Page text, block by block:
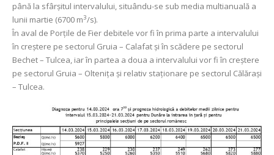
până la sfârșitul intervalului, situându-se sub media multianuală a
lunii martie (6700 m3/s).
În aval de Porţile de Fier debitele vor fi în prima parte a intervalului
în creștere pe sectorul Gruia – Calafat și în scădere pe sectorul
Bechet – Tulcea, iar în partea a doua a intervalului vor fi în creștere
pe sectorul Gruia – Oltenița și relativ staționare pe sectorul Călărași
– Tulcea.